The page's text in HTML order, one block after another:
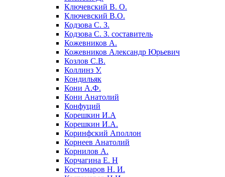
Ключевский В. О.
Ключевский В.О.
Кодзова С. З.
Кодзова С. З. составитель
Кожевников А.
Кожевников Александр Юрьевич
Козлов С.В.
Коллинз У.
Кондильяк
Кони А.Ф.
Кони Анатолий
Конфуций
Корешкин И.А
Корешкин И.А.
Коринфский Аполлон
Корнеев Анатолий
Корнилов А.
Корчагина Е. Н
Костомаров Н. И.